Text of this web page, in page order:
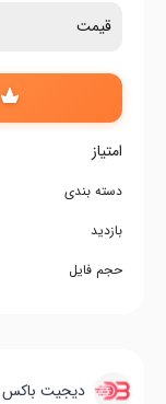
قیمت
امتیاز
دسته بندی
بازدید
حجم فایل
دیجیت باکس